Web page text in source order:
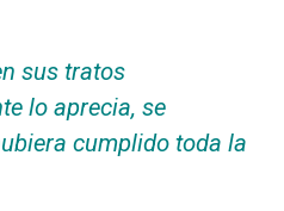
sus tratos
lo aprecia, se
cumplido toda la